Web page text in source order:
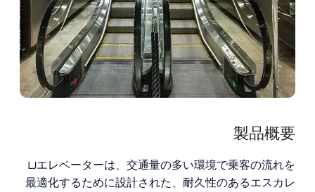
製品概要
LJエレベーターは、交通量の多い環境で乗客の流れを
最適化するために設計された、耐久性のあるエスカレ